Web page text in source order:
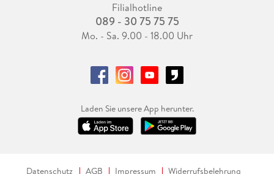
Filialhotline
089 - 30 75 75 75
Mo. - Sa. 9.00 - 18.00 Uhr
Laden Sie unsere App herunter.
Datenschutz AGB Impressum
Widerrufsbelehrung